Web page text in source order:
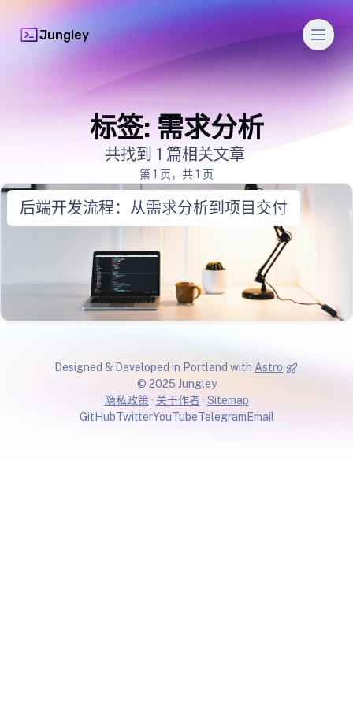
Jungley
标签: 需求分析
共找到 1 篇相关文章
第 1 页，共 1 页
后端开发流程：从需求分析到项目交付
Designed & Developed in Portland with Astro
© 2025 Jungley
隐私政策 · 关于作者 · Sitemap
GitHubTwitterYouTubeTelegram Email